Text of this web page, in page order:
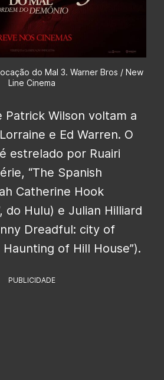
do Mal 3. Warner Bros / New
Line Cinema
Patrick Wilson voltam a
e Ed Warren. O
estrelado por Ruairi
“The Spanish
Catherine Hook
do Hulu) e Julian Hilliard
Dreadful: city of
Haunting of Hill House”).
PUBLICIDADE